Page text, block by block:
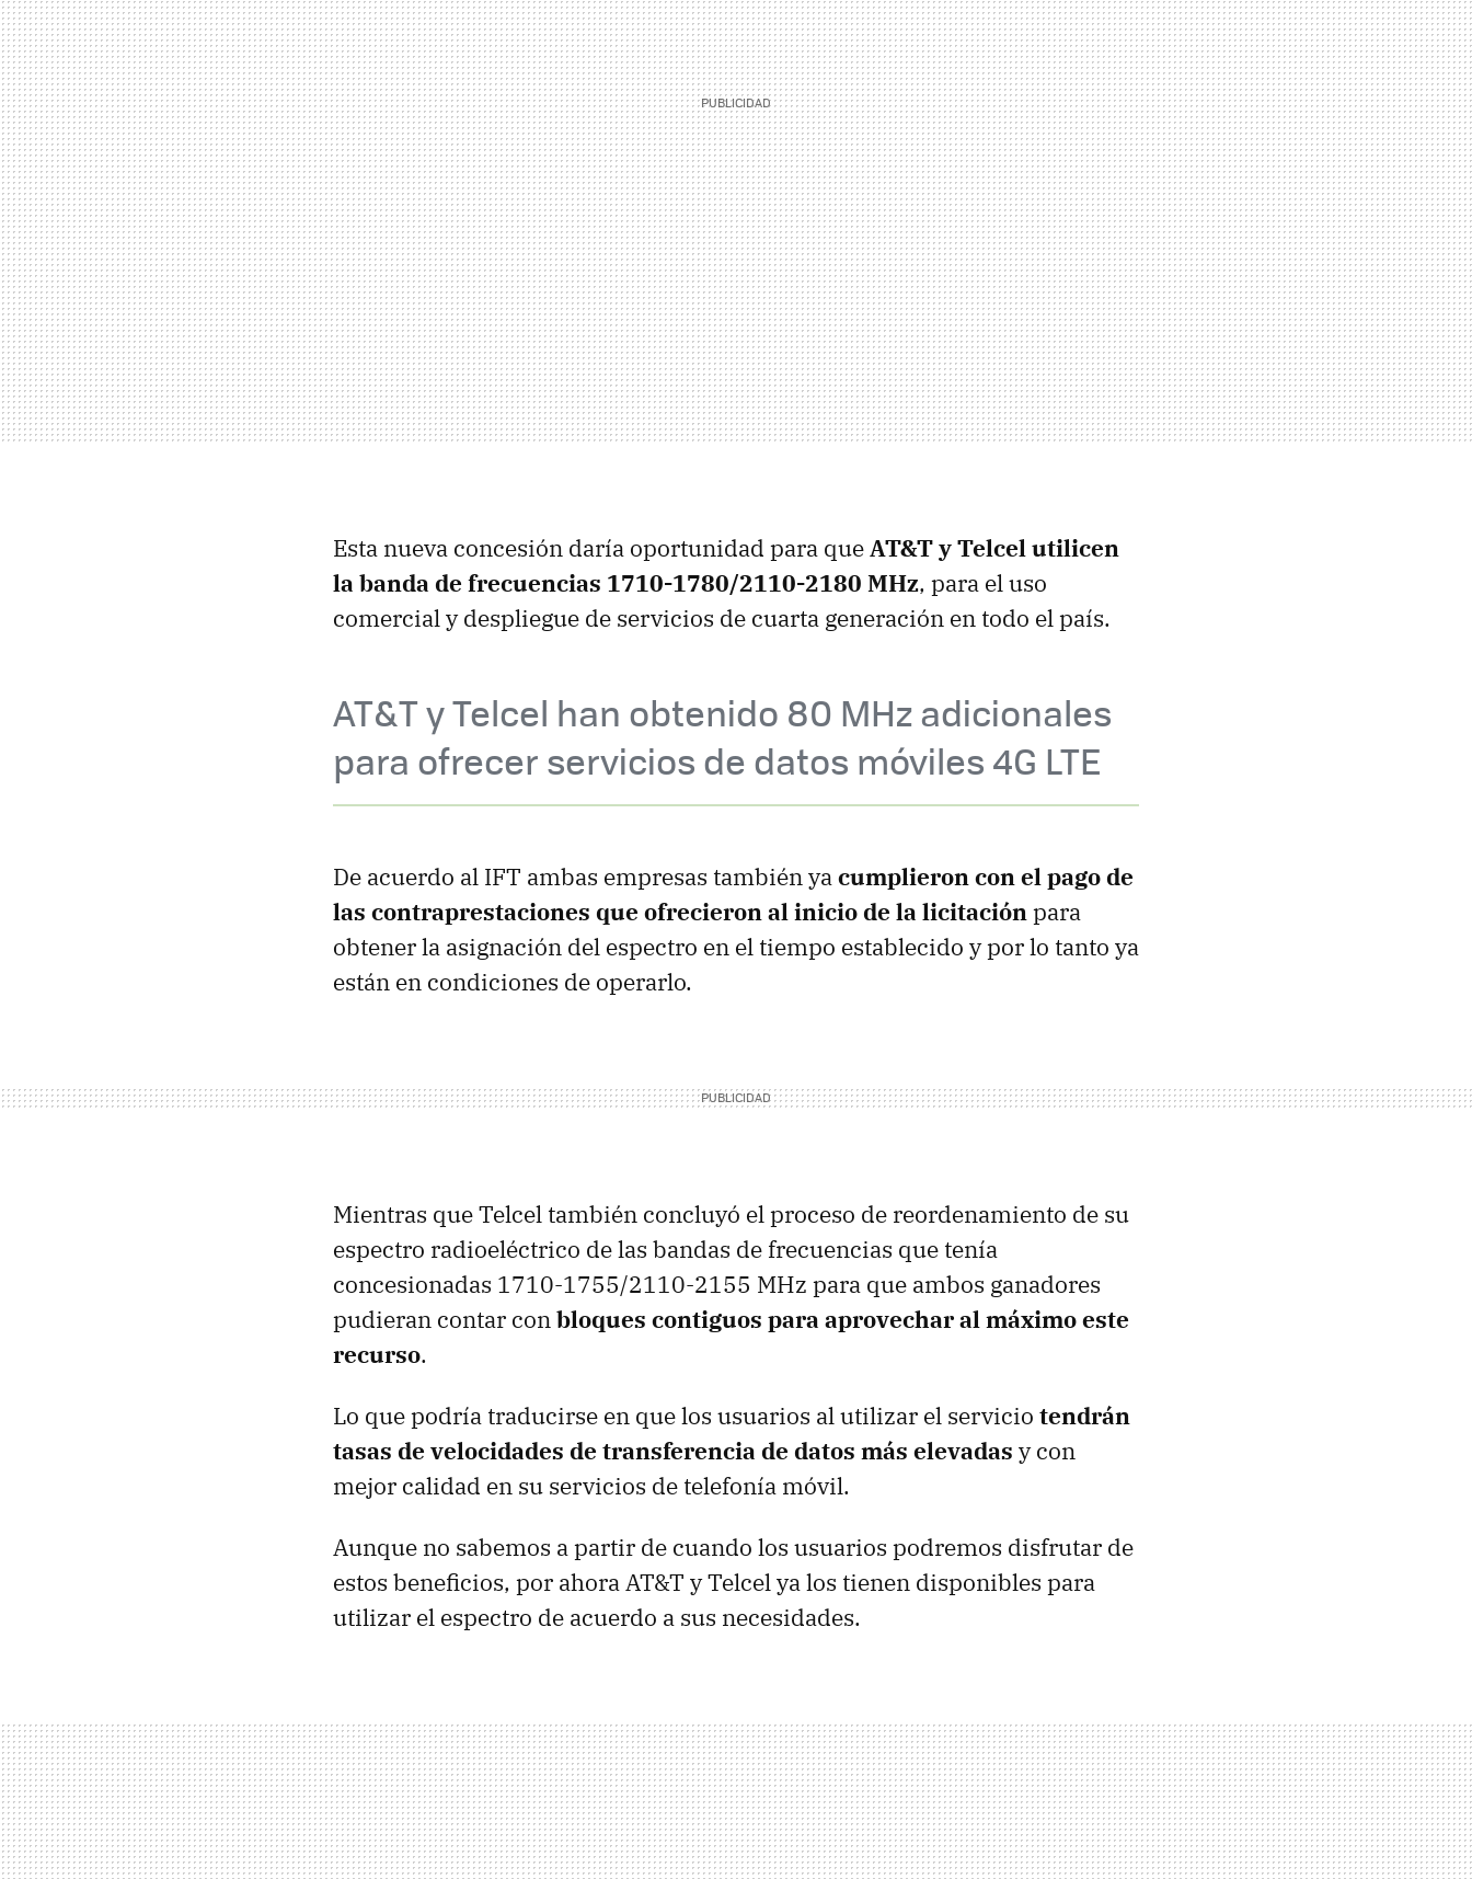
Esta nueva concesión daría oportunidad para queAT&T y Telcel utilicen
la banda de frecuencias 1710-1780/2110-2180 MHz, para el uso
comercial y despliegue de servicios de cuarta generación en todo el país.
AT&T y Telcel han obtenido 80 MHz adicionales
para ofrecer servicios de datos móviles 4G LTE
De acuerdo al IFT ambas empresas también yacumplieron con el pago de
las contraprestaciones que ofrecieron al inicio de la licitaciónpara
obtener la asignación del espectro en el tiempo establecido y por lo tanto ya
están en condiciones de operarlo.
Mientras que Telcel también concluyó el proceso de reordenamiento de su
espectro radioeléctrico de las bandas de frecuencias que tenía
concesionadas 1710-1755/2110-2155 MHz para que ambos ganadores
pudieran contar conbloques contiguos para aprovechar al máximo este
recurso.
Lo que podría traducirse en que los usuarios al utilizar el servicio tendrán
tasas de velocidades de transferencia de datos más elevadas y con
mejor calidad en su servicios de telefonía móvil.
Aunque no sabemos a partir de cuando los usuarios podremos disfrutar de
estos beneficios, por ahora AT&T y Telcel ya los tienen disponibles para
utilizar el espectro de acuerdo a sus necesidades.